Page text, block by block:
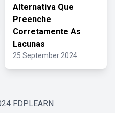
Alternativa Que
Preenche
Corretamente As
Lacunas
25 September 2024
FDPLEARN